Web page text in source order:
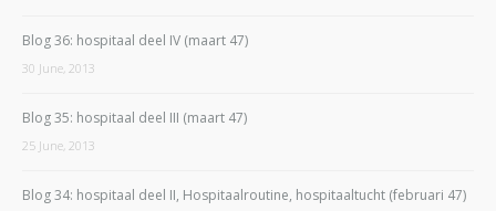
Blog 36: hospitaal deel IV (maart 47)
30 June, 2013
Blog 35: hospitaal deel III (maart 47)
25 June, 2013
Blog 34: hospitaal deel II, Hospitaalroutine, hospitaaltucht (februari 47)